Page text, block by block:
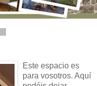
Este espacio es
para vosotros. Aquí